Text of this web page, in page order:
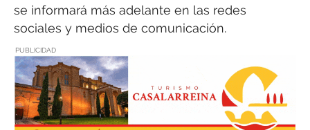
se informará más adelante en las redes
sociales y medios de comunicación.
PUBLICIDAD